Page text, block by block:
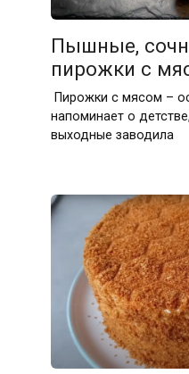
Пышные,
пирожки с
Пирожки с мясом –
напоминает о
выходные заводила